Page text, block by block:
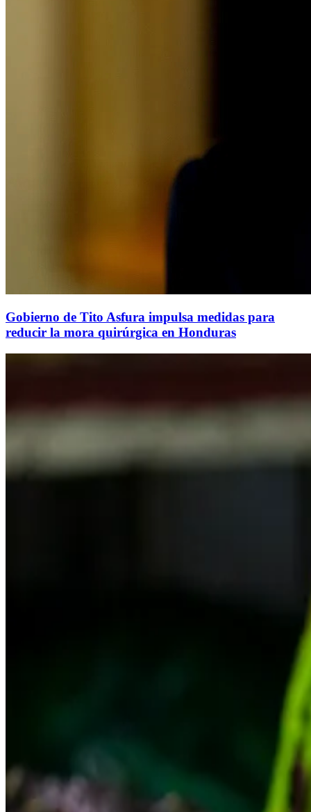
Gobierno de Tito Asfura impulsa medidas para
reducir la mora quirúrgica en Honduras